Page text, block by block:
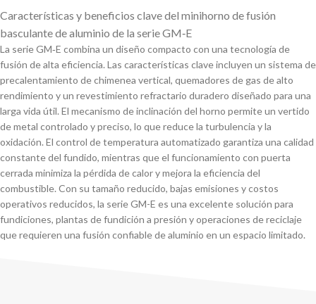
Características y beneficios clave del minihorno de fusión
basculante de aluminio de la serie GM‑E
La serie GM‑E combina un diseño compacto con una tecnología de
fusión de alta eficiencia. Las características clave incluyen un sistema de
precalentamiento de chimenea vertical, quemadores de gas de alto
rendimiento y un revestimiento refractario duradero diseñado para una
larga vida útil. El mecanismo de inclinación del horno permite un vertido
de metal controlado y preciso, lo que reduce la turbulencia y la
oxidación. El control de temperatura automatizado garantiza una calidad
constante del fundido, mientras que el funcionamiento con puerta
cerrada minimiza la pérdida de calor y mejora la eficiencia del
combustible. Con su tamaño reducido, bajas emisiones y costos
operativos reducidos, la serie GM-E es una excelente solución para
fundiciones, plantas de fundición a presión y operaciones de reciclaje
que requieren una fusión confiable de aluminio en un espacio limitado.